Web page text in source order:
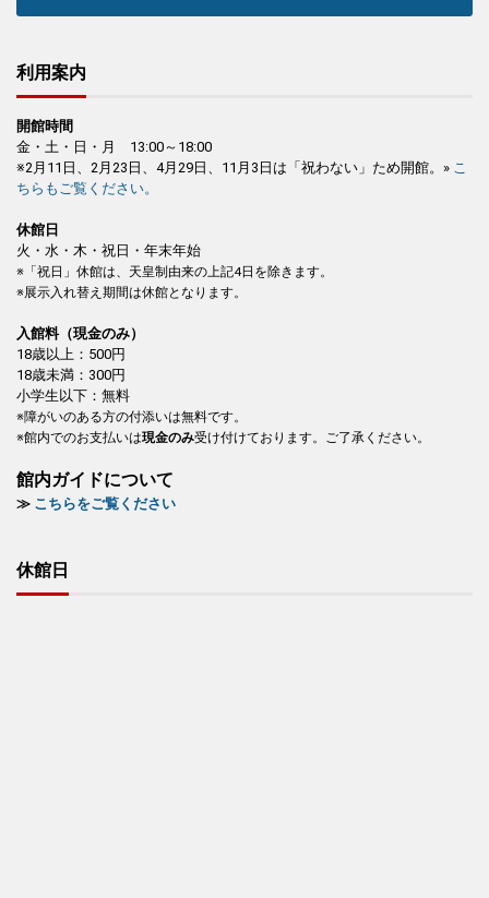
利用案内
開館時間
金・土・日・月 13:00～18:00
※2月11日、2月23日、4月29日、11月3日は「祝わない」ため開館。» こ
ちらもご覧ください。
休館日
火・水・木・祝日・年末年始
※「祝日」休館は、天皇制由来の上記4日を除きます。
※展示入れ替え期間は休館となります。
入館料（現金のみ）
18歳以上：500円
18歳未満：300円
小学生以下：無料
※障がいのある方の付添いは無料です。
※館内でのお支払いは現金のみ受け付けております。ご了承ください。
館内ガイドについて
≫ こちらをご覧ください
休館日